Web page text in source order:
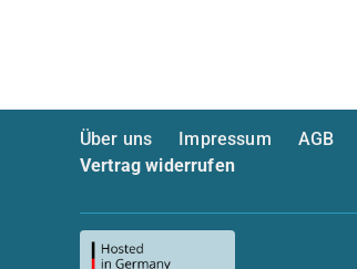
Über uns Impressum AGB
Vertrag widerrufen